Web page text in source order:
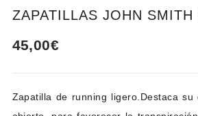
ZAPATILLAS JOHN SMITH
45,00€
Zapatilla de running ligero.Destaca su